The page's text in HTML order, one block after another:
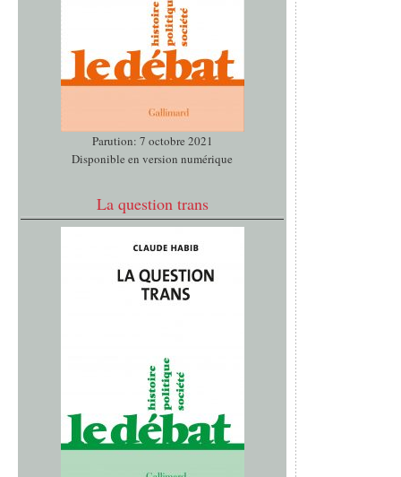
Parution: 7 octobre 2021
Disponible en version numérique
La question trans